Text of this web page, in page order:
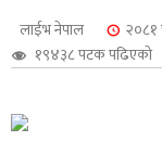
लाईभ नेपाल
२०८१
१९४३८ पटक पढिएको